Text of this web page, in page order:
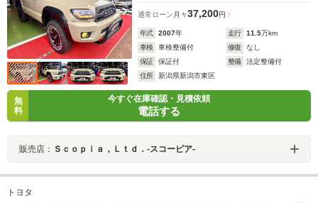
通常ローン 月々37,200円
年式 2007年 走行 11.5万km
車検
車検整備付 修復
なし
保証
保証付 整備
法定整備付
住所
新潟県新潟市東区
無
料
今すぐ在庫確認・見積依頼
電話する
販売店： Ｓｃｏｐｉａ，Ｌｔｄ．‐スコーピア‐
トヨタ